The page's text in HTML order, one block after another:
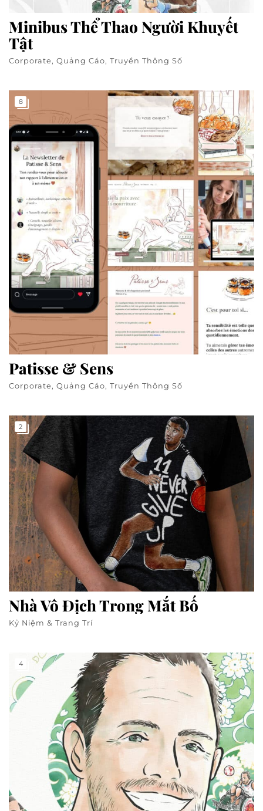
Minibus Thể Thao Người Khuyết
Tật
Corporate, Quảng Cáo, Truyền Thông Số
8
Patisse & Sens
Corporate, Quảng Cáo, Truyền Thông Số
2
Nhà Vô Địch Trong Mắt Bố
Kỷ Niệm & Trang Trí
4